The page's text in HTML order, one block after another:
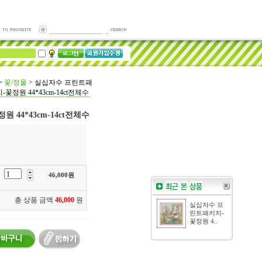
꽃/정물 > 실십자수 프린트패
-꽃정원 44*43cm-14ct전체수
원 44*43cm-14ct전체수
46,000원
총 상품 금액 46,000 원
실십자수 프
린트패키지-
꽃정원 4..